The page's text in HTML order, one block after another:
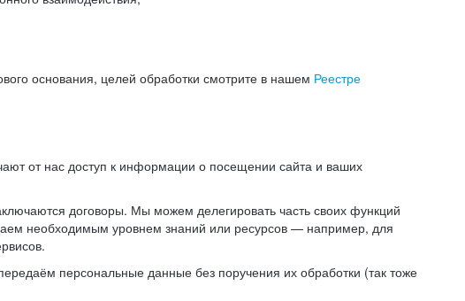
основания, целей обработки смотрите в нашем Реестре
от нас доступ к информации о посещении сайта и ваших
договоры. Мы можем делегировать часть своих функций
необходимым уровнем знаний или ресурсов — например, для
персональные данные без поручения их обработки (так тоже